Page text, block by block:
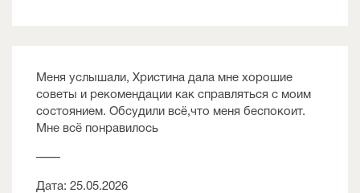
Меня услышали, Христина дала мне хорошие
советы и рекомендации как справляться с моим
состоянием. Обсудили всё,что меня беспокоит.
Мне всё понравилось
——
Дата: 25.05.2026